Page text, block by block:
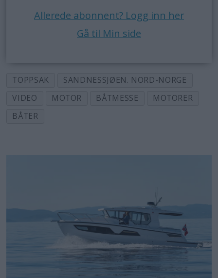
Allerede abonnent? Logg inn her
Gå til Min side
TOPPSAK
SANDNESSJØEN. NORD-NORGE
VIDEO
MOTOR BÅTMESSE
MOTORER
BÅTER